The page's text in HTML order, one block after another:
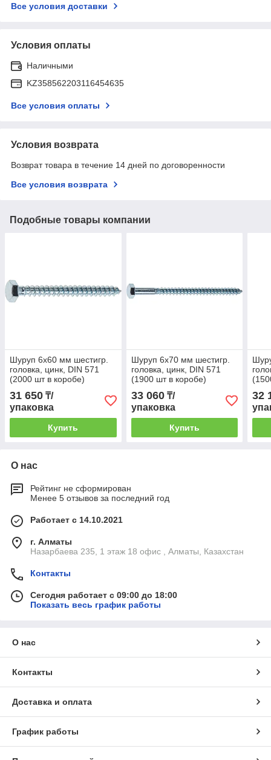
Все условия доставки
Условия оплаты
Наличными
KZ358562203116454635
Все условия оплаты
Условия возврата
Возврат товара в течение 14 дней по договоренности
Все условия возврата
Подобные товары компании
Шуруп 6х60 мм шестигр.
головка, цинк, DIN 571
(2000 шт в коробе)
31 650 ₸/
упаковка
Купить
Шуруп 6х70 мм шестигр.
головка, цинк, DIN 571
(1900 шт в коробе)
33 060₸/
упаковка
Купить
32
О нас
Рейтинг не сформирован
Менее 5 отзывов за последний год
Работает с 14.10.2021
г. Алматы
Назарбаева 235, 1 этаж 18 офис , Алматы, Казахстан
Контакты
Сегодня работает с 09:00 до 18:00
Показать весь график работы
О нас
Контакты
Доставка и оплата
График работы